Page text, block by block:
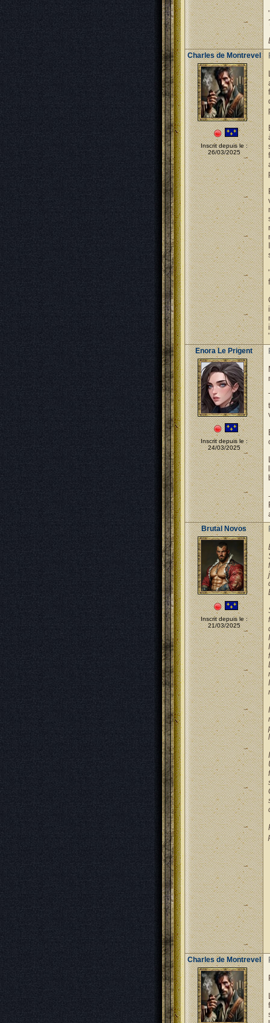
Charles de Montrevel
Inscrit depuis le :
26/03/2025
Enora Le Prigent
Inscrit depuis le :
24/03/2025
Brutal Novos
Inscrit depuis le :
21/03/2025
Charles de Montrevel